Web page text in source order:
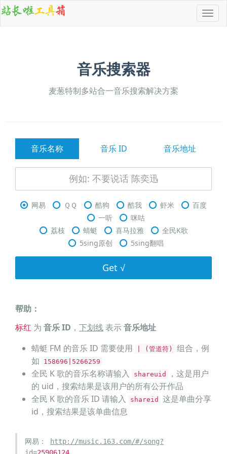
导
航
音乐搜索器
麦葱特制多站合一音乐搜索解决方案
音乐名称 音乐 ID 音乐地址
网易 ＱＱ 酷狗 酷我 虾米
百度
一听
咪咕
荔枝
蜻蜓 喜马拉雅
全民K歌
5sing原创
5sing翻唱
Get √
帮助：
标红 为 音乐 ID ， 下划线表示音乐地址
蜻蜓 FM 的音乐 ID 需要使用
| (管道符)
组合，例
如
158696|5266259
全民 K 歌的音乐名称请输入 shareuid
，这是用户
的 uid，搜索结果是该用户的所有公开作品
全民 K 歌的音乐 ID 请输入
shareid
这是单曲分享
id，搜索结果是该单曲信息
网易：
http://music.163.com/#/song?